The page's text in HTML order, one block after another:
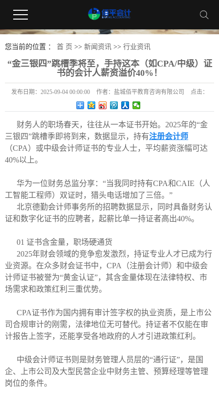
您当前的位置 ： 首 页 >> 新闻资讯 >> 行业资讯
“金三银四”跳槽季将至，手持这本（如CPA/中级）证
书的会计人薪资溢价40%！
发布日期： 2025-09-04 00:00:00 作者： 盐城佰平教育咨询有限公司
点击：
281
财务人的职场春天，往往从一本证书开始。2025年的“金
三银四”跳槽季即将到来，数据显示，持有注册会计师
（CPA）或中级会计师证书的专业人士，平均薪资涨幅可达
40%以上。
华为一位财务总监分享：“当我同时持有CPA和CAIE（人
工智能工程师）双证时，猎头电话增加了三倍。”
北京德勤会计师事务所的招聘数据显示，同时具备财务认
证和数字化证书的应聘者，起薪比单一持证者高出40%。
01 证书含金量，职场硬通货
2025年财会领域的竞争愈发激烈，持证专业人才已成为行
业资源。在众多财会证书中，CPA（注册会计师）和中级会
计师证书被誉为“黄金认证”，其含金量体现在法律特权、市
场需求和政策红利三重优势。
CPA证书作为国内拥有审计签字权的执业资质，是上市公
司合规审计的刚需，法律地位无可替代。持证者不仅能在审
计报告上签字，还能享受各地政府的人才引进政策红利。
中级会计师证书则是财务管理人员层的“通行证”，是国
企、上市公司及大型民营企业中财务主管、预算经理等管理
岗位的条件。